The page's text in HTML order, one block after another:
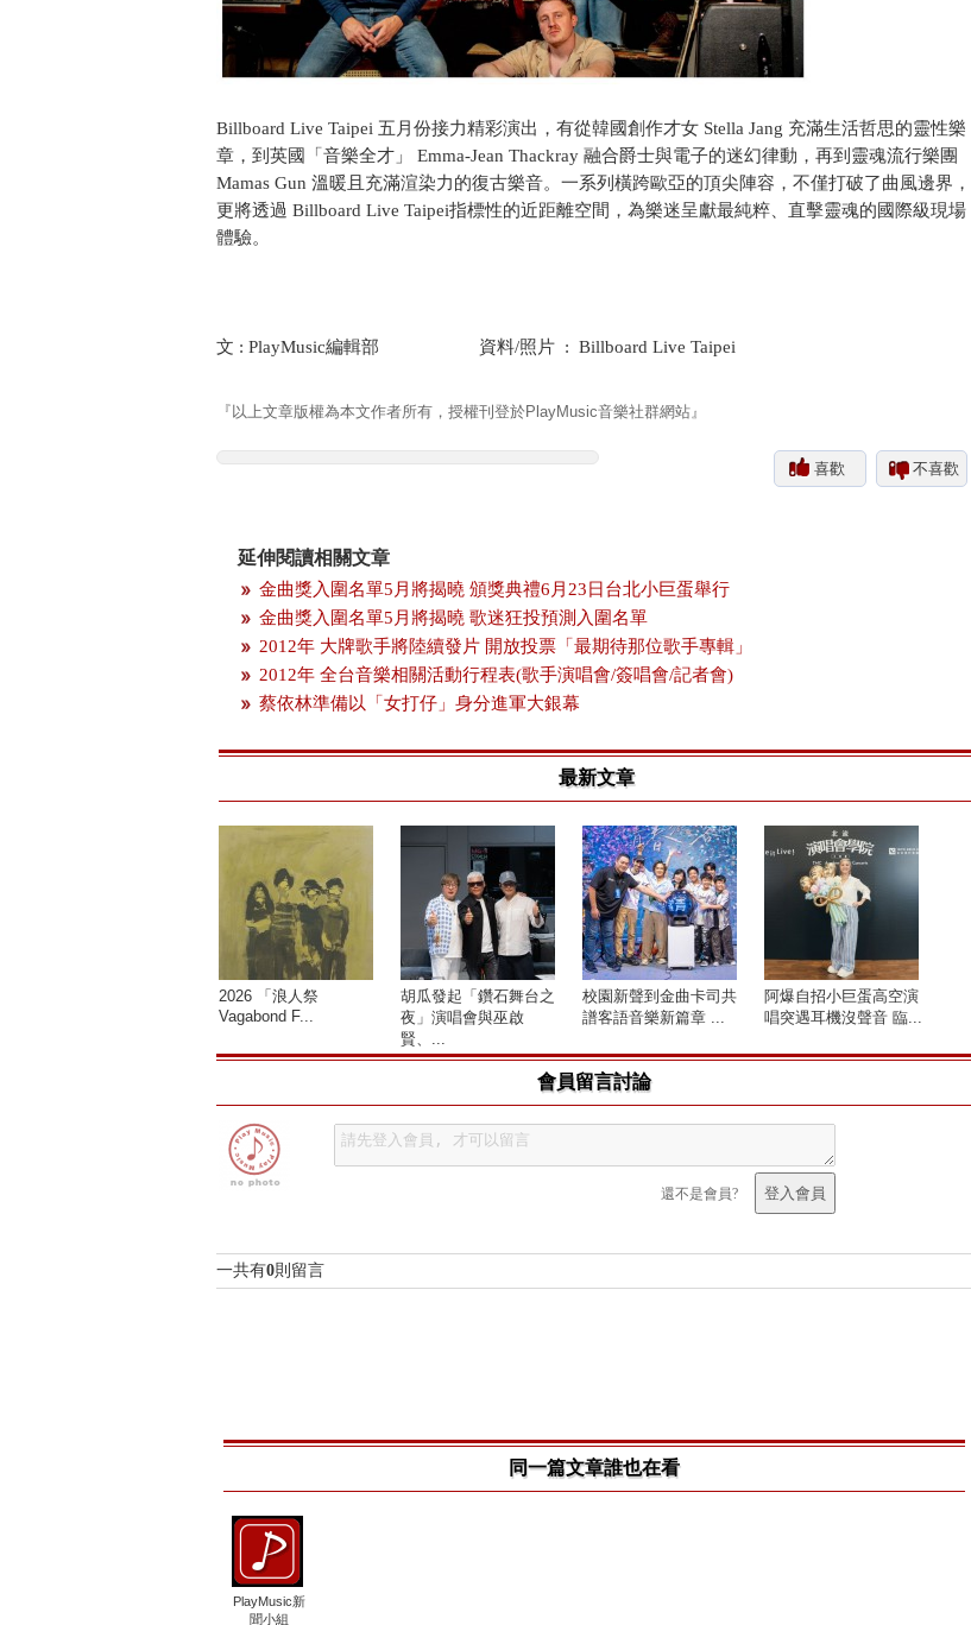
Billboard Live Taipei 五月份接力精彩演出，有從韓國創作才女 Stella Jang 充滿生活哲思的靈性樂
章，到英國「音樂全才」 Emma-Jean Thackray 融合爵士與電子的迷幻律動，再到靈魂流行樂團
Mamas Gun 溫暖且充滿渲染力的復古樂音。一系列橫跨歐亞的頂尖陣容，不僅打破了曲風邊界，
更將透過 Billboard Live Taipei指標性的近距離空間，為樂迷呈獻最純粹、直擊靈魂的國際級現場
體驗。
文 : PlayMusic編輯部 資料/照片 : Billboard Live Taipei
『以上文章版權為本文作者所有，授權刊登於PlayMusic音樂社群網站』
喜歡 不喜歡
延伸閱讀相關文章
金曲獎入圍名單5月將揭曉 頒獎典禮6月23日台北小巨蛋舉行
金曲獎入圍名單5月將揭曉 歌迷狂投預測入圍名單
2012年 大牌歌手將陸續發片 開放投票「最期待那位歌手專輯」
2012年 全台音樂相關活動行程表(歌手演唱會/簽唱會/記者會)
蔡依林準備以「女打仔」身分進軍大銀幕
最新文章
2026 「浪人祭
Vagabond F...
胡瓜發起「鑽石舞台之
夜」演唱會與巫啟
賢、...
校園新聲到金曲卡司共
譜客語音樂新篇章 ...
阿爆自招小巨蛋高空演
唱突遇耳機沒聲音 臨...
會員留言討論
還不是會員?
一共有0則留言
同一篇文章誰也在看
PlayMusic新
聞小組